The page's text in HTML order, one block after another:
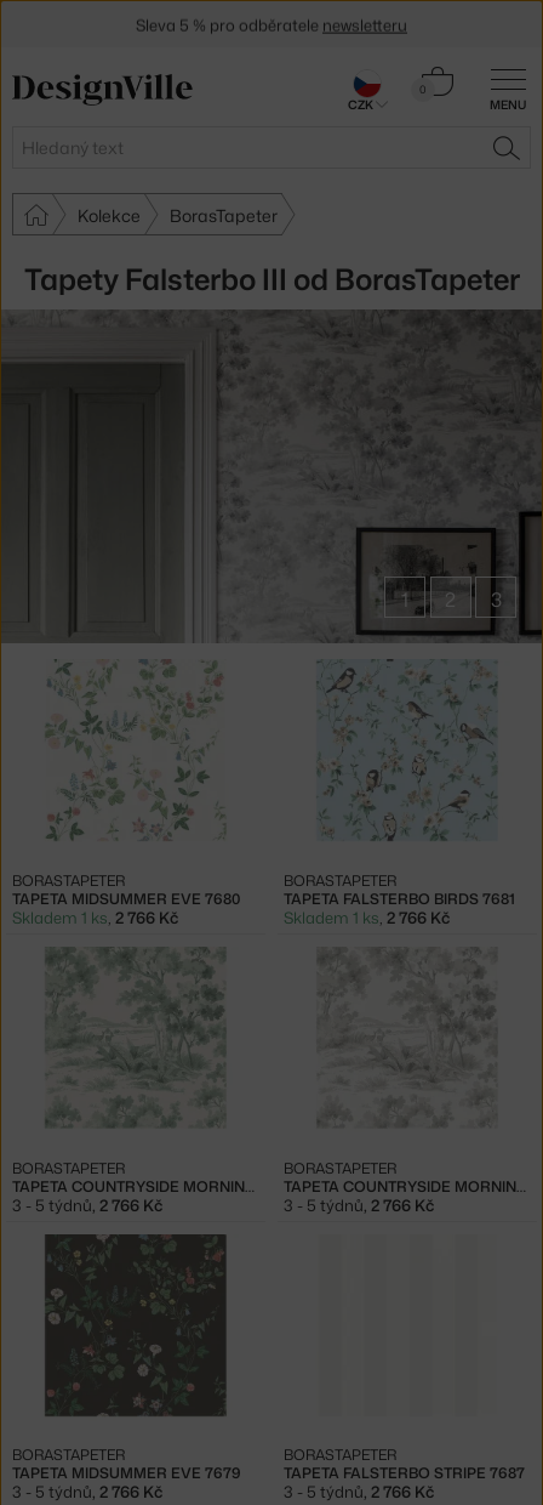
MENU
Hledat
0
Košík
Kolekce BorasTapeter
Tapety Falsterbo III od BorasTapeter
1 2 3
Produkty
kolekci
Falsterbo
TAPETA MIDSUMMER EVE 7680
BORASTAPETER
Skladem 1 ks 2 766 Kč
TAPETA FALSTERBO BIRDS 7681
BORASTAPETER
Skladem 1 ks 2 766 Kč
TAPETA COUNTRYSIDE MORNING 7678
BORASTAPETER
3 - 5 týdnů 2 766 Kč
TAPETA COUNTRYSIDE MORNING 7677
BORASTAPETER
3 - 5 týdnů 2 766 Kč
TAPETA MIDSUMMER EVE 7679
BORASTAPETER
3 - 5 týdnů, 2 766 Kč
TAPETA FALSTERBO STRIPE 7687
BORASTAPETER
3 - 5 týdnů, 2 766 Kč
Sleva 5 % pro odběratele newsletteru
CZK